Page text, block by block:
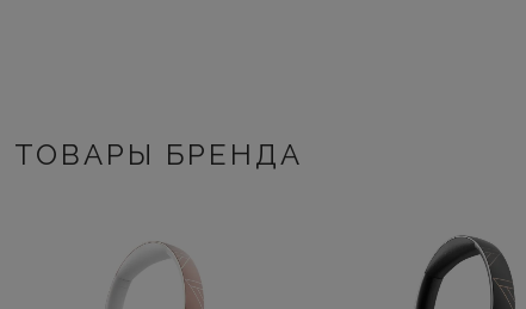
ТОВАРЫ БРЕНДА